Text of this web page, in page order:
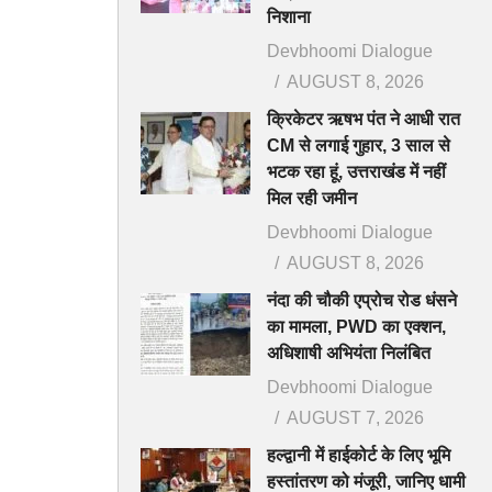
निशाना
Devbhoomi Dialogue
AUGUST 8, 2026
क्रिकेटर ऋषभ पंत ने आधी रात
CM से लगाई गुहार, 3 साल से
भटक रहा हूं, उत्तराखंड में नहीं
मिल रही जमीन
Devbhoomi Dialogue
AUGUST 8, 2026
नंदा की चौकी एप्रोच रोड धंसने
का मामला, PWD का एक्शन,
अधिशाषी अभियंता निलंबित
Devbhoomi Dialogue
AUGUST 7, 2026
हल्द्वानी में हाईकोर्ट के लिए भूमि
हस्तांतरण को मंजूरी, जानिए धामी